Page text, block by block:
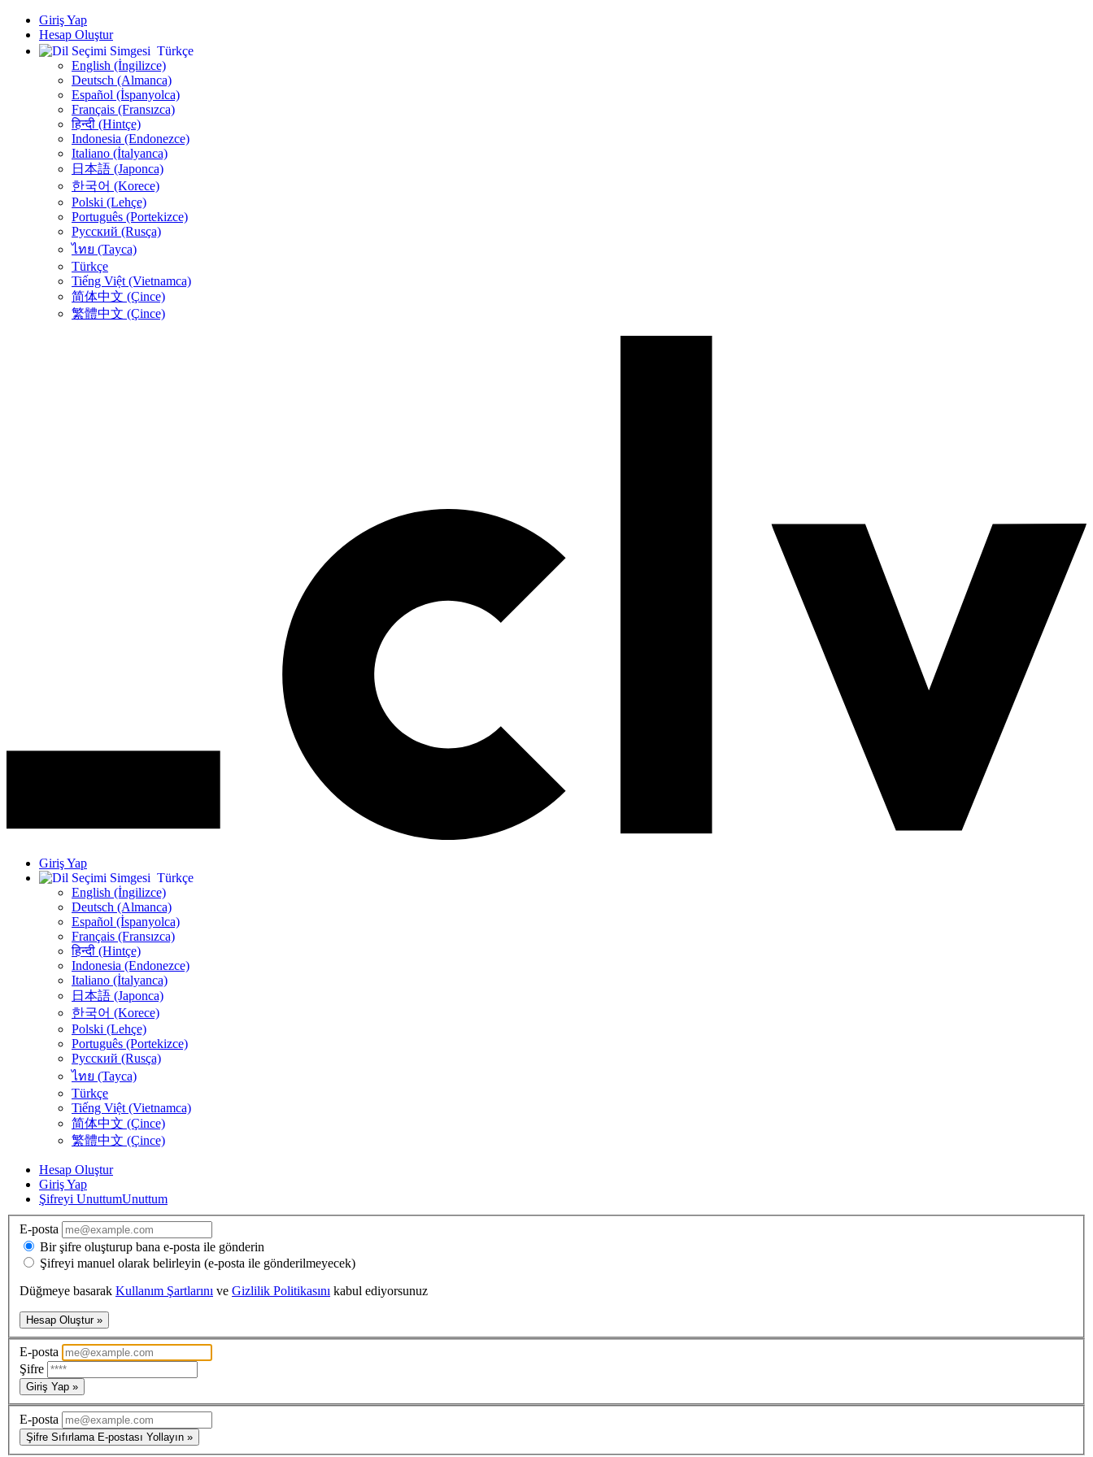
Giriş Yap
Hesap Oluştur
Türkçe
English (İngilizce)
Deutsch (Almanca)
Español (İspanyolca)
Français (Fransızca)
हिन्दी (Hintçe)
Indonesia (Endonezce)
Italiano (İtalyanca)
日本語 (Japonca)
한국어 (Korece)
Polski (Lehçe)
Português (Portekizce)
Русский (Rusça)
ไทย (Tayca)
Türkçe
Tiếng Việt (Vietnamca)
简体中文 (Çince)
繁體中文 (Çince)
Giriş Yap
Türkçe
English (İngilizce)
Deutsch (Almanca)
Español (İspanyolca)
Français (Fransızca)
हिन्दी (Hintçe)
Indonesia (Endonezce)
Italiano (İtalyanca)
日本語 (Japonca)
한국어 (Korece)
Polski (Lehçe)
Português (Portekizce)
Русский (Rusça)
ไทย (Tayca)
Türkçe
Tiếng Việt (Vietnamca)
简体中文 (Çince)
繁體中文 (Çince)
Hesap Oluştur
Giriş Yap
Şifreyi UnuttumUnuttum
E-posta
Bir şifre oluşturup bana e-posta ile gönderin
Şifreyi manuel olarak belirleyin (e-posta ile gönderilmeyecek)
Düğmeye basarak Kullanım Şartlarını ve Gizlilik Politikasını kabul ediyorsunuz
Hesap Oluştur »
E-posta
Şifre
Giriş Yap »
E-posta
Şifre Sıfırlama E-postası Yollayın »